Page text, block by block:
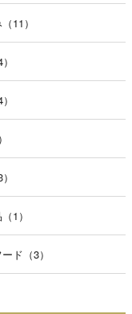
11）
1）
ド（3）